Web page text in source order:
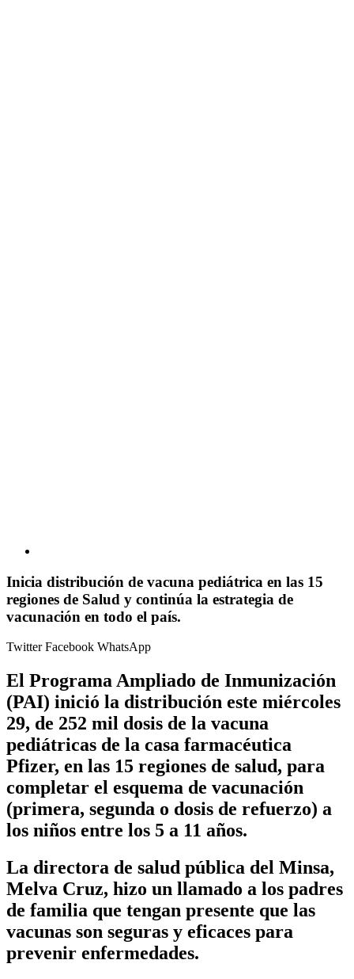
Inicia distribución de vacuna pediátrica en las 15
regiones de Salud y continúa la estrategia de
vacunación en todo el país.
TwitterFacebook WhatsApp
El Programa Ampliado de Inmunización
(PAI) inició la distribución este miércoles
29, de 252 mil dosis de la vacuna
pediátricas de la casa farmacéutica
Pfizer, en las 15 regiones de salud, para
completar el esquema de vacunación
(primera, segunda o dosis de refuerzo) a
los niños entre los 5 a 11 años.
La directora de salud pública del Minsa,
Melva Cruz, hizo un llamado a los padres
de familia que tengan presente que las
vacunas son seguras y eficaces para
prevenir enfermedades.